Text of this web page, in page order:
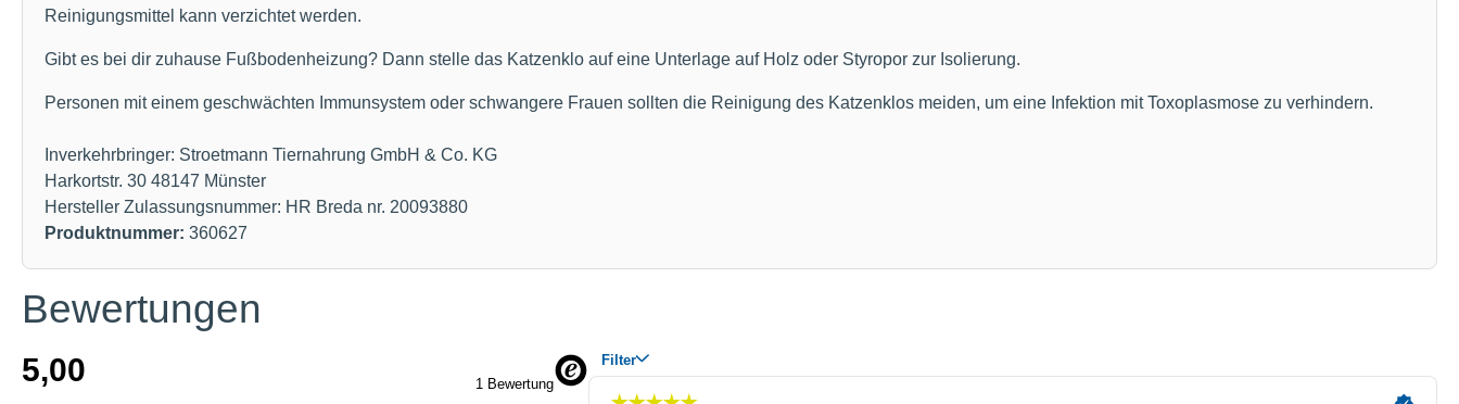
Reinigungsmittel kann verzichtet werden.
Gibt es bei dir zuhause Fußbodenheizung? Dann stelle das Katzenklo auf eine Unterlage auf Holz oder Styropor zur Isolierung.
Personen mit einem geschwächten Immunsystem oder schwangere Frauen sollten die Reinigung des Katzenklos meiden, um eine Infektion mit Toxoplasmose zu verhindern.
Inverkehrbringer: Stroetmann Tiernahrung GmbH & Co. KG
Harkortstr. 30 48147 Münster
Hersteller Zulassungsnummer: HR Breda nr. 20093880
Produktnummer: 360627
Bewertungen